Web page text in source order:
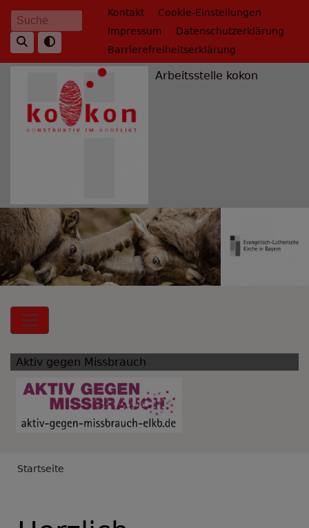
Direkt
zum
Inhalt
Suche Fußbereichsmenü
Kontakt
Cookie-Einstellungen
Impressum
Datenschutzerklärung
Barrierefreiheitserklärung
Arbeitsstelle kokon
Hauptnavigation
Aktiv gegen Missbrauch
Breadcrumb
Startseite